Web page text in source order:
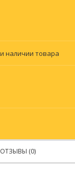
наличии товара
ОТЗЫВЫ (0)